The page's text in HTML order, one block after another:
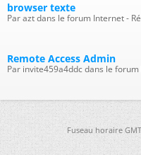
browser texte
Par azt dans le forum Internet -
Remote Access Admin
Par invite459a4ddc dans le
Fuseau horaire